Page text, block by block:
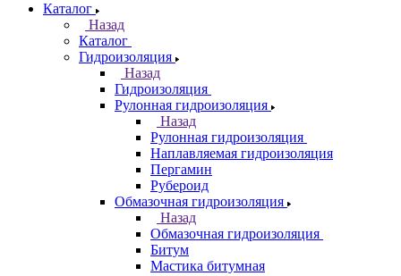
Каталог
Назад
Каталог
Гидроизоляция
Назад
Гидроизоляция
Рулонная гидроизоляция
Назад
Рулонная гидроизоляция
Наплавляемая гидроизоляция
Пергамин
Рубероид
Обмазочная гидроизоляция
Назад
Обмазочная гидроизоляция
Битум
Мастика битумная